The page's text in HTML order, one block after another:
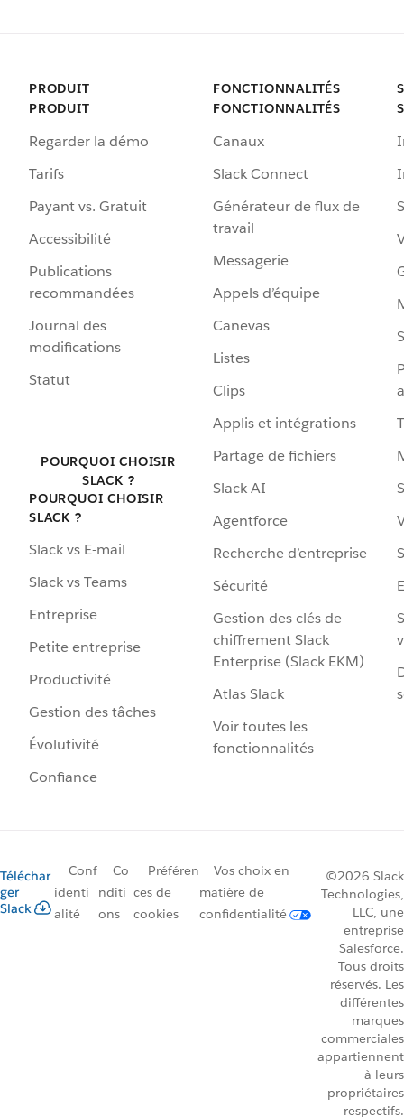
PRODUIT
PRODUIT
Regarder la démo
Tarifs
Payant vs. Gratuit
Accessibilité
Publications
recommandées
Journal des
modifications
Statut
POURQUOI CHOISIR
SLACK ?
POURQUOI CHOISIR
SLACK ?
Slack vs E-mail
Slack vs Teams
Entreprise
Petite entreprise
Productivité
Gestion des tâches
Évolutivité
Confiance
FONCTIONNALITÉS
FONCTIONNALITÉS
Canaux
Slack Connect
Générateur de flux de
travail
Messagerie
Appels d’équipe
Canevas
Listes
Clips
Applis et intégrations
Partage de fichiers
Slack AI
Agentforce
Recherche d’entreprise
Sécurité
Gestion des clés de
chiffrement Slack
Enterprise (Slack EKM)
Atlas Slack
Voir toutes les
fonctionnalités
Téléchar
ger
Slack
Conf
identi
alité
Co
nditi
ons
Préféren
ces de
cookies
Vos choix en
matière de
confidentialité
©2026 Slack
Technologies,
LLC, une
entreprise
Salesforce.
Tous droits
réservés. Les
différentes
marques
commerciales
appartiennent
à leurs
propriétaires
respectifs.